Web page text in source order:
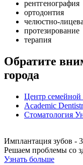
рентгенография
ортодонтия
челюстно-
протезирование
терапия
Обратите
города
Центр семейной
Academic
Стоматология
Имплантация зубов -
Решаем проблемы со
Узнать больше